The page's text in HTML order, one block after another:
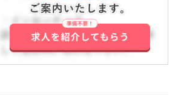
・インセンティブ
詳しくはお問い合わせ下さい。詳
しくはお問い合わせ下さい。